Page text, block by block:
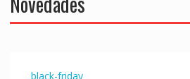
black-friday